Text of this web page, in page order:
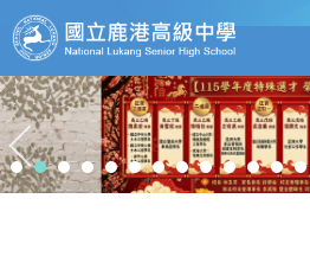
跳
到
主
要
內
容
區